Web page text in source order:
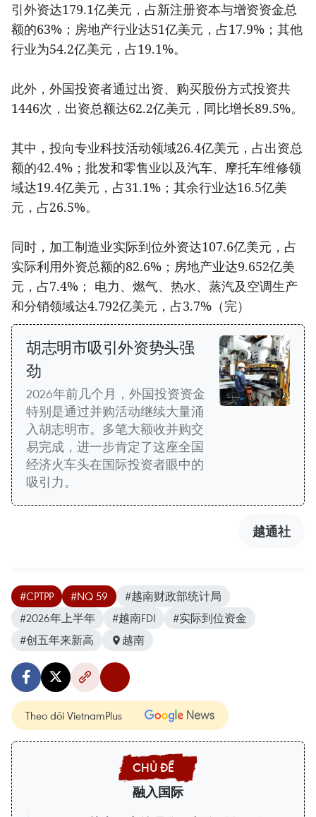
引外资达179.1亿美元，占新注册资本与增资资金总
额的63%；房地产行业达51亿美元，占17.9%；其他
行业为54.2亿美元，占19.1%。
此外，外国投资者通过出资、购买股份方式投资共
1446次，出资总额达62.2亿美元，同比增长89.5%。
其中，投向专业科技活动领域26.4亿美元，占出资总
额的42.4%；批发和零售业以及汽车、摩托车维修领
域达19.4亿美元，占31.1%；其余行业达16.5亿美
元，占26.5%。
同时，加工制造业实际到位外资达107.6亿美元，占
实际利用外资总额的82.6%；房地产业达9.652亿美
元，占7.4%； 电力、燃气、热水、蒸汽及空调生产
和分销领域达4.792亿美元，占3.7%（完）
胡志明市吸引外资势头强
劲
2026年前几个月，外国投资资金
特别是通过并购活动继续大量涌
入胡志明市。多笔大额收并购交
易完成，进一步肯定了这座全国
经济火车头在国际投资者眼中的
吸引力。
越通社
#CPTPP #NQ 59
#越南财政部统计局
#2026年上半年
#越南FDI
#实际到位资金
#创五年来新高
越南
Theo dõi VietnamPlus
融入国际